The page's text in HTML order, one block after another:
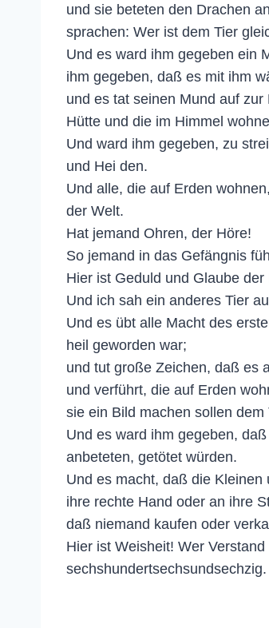
und sie beteten den Drachen
sprachen: Wer ist dem Tier
Und es ward ihm gegeben ein
ihm gegeben, daß es mit ihm
und es tat seinen Mund auf
Hütte und die im Himmel
Und ward ihm gegeben, zu
und Hei den.
Und alle, die auf Erden
der Welt.
Hat jemand Ohren, der Höre!
So jemand in das Gefängnis
Hier ist Geduld und Glaube der
Und ich sah ein anderes Tier
Und es übt alle Macht des
heil geworden war;
und tut große Zeichen, daß es
und verführt, die auf Erden
sie ein Bild machen sollen
Und es ward ihm gegeben,
anbeteten, getötet würden.
Und es macht, daß die
ihre rechte Hand oder an ihre
daß niemand kaufen oder
Hier ist Weisheit! Wer
sechshundertsechsundsechzig.